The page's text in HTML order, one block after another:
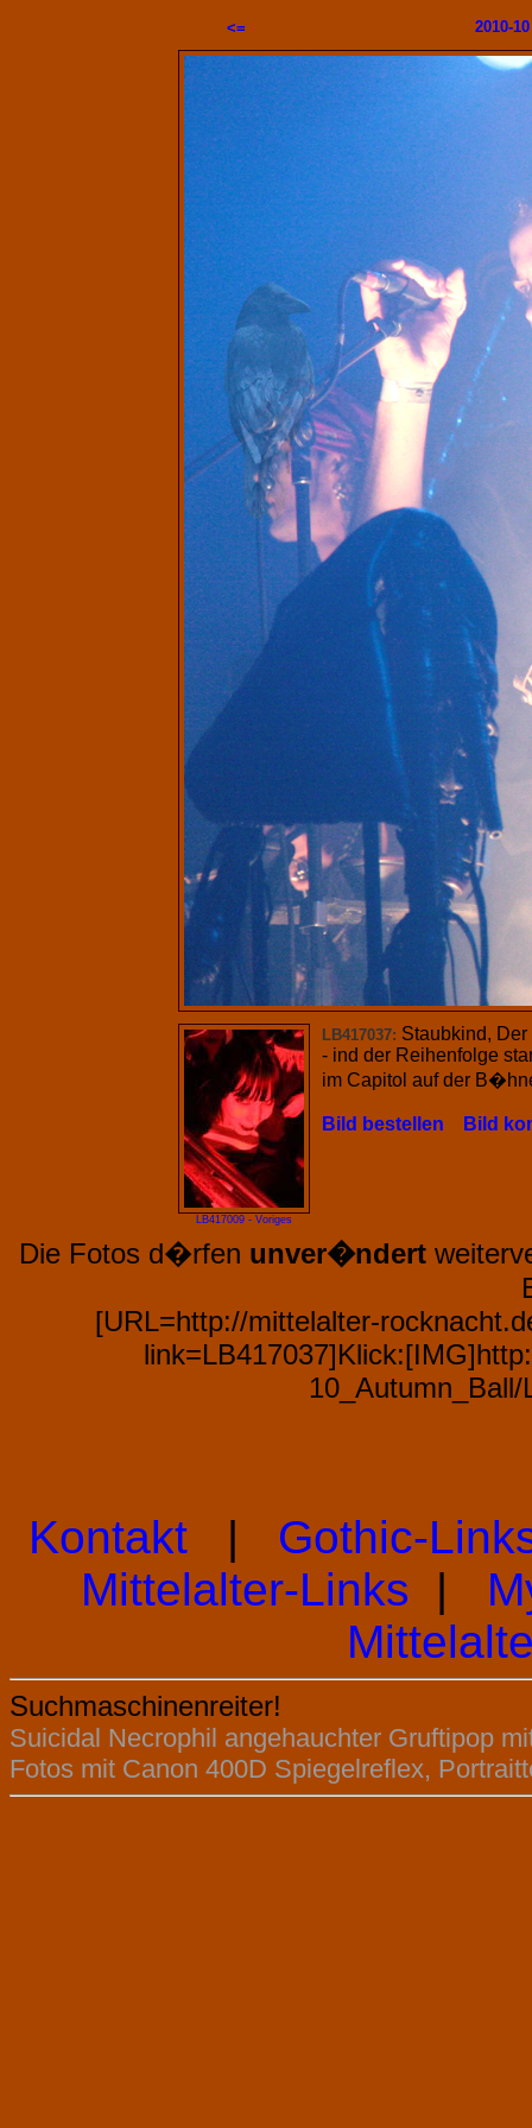
<= 2010-
LB417009 - Voriges
LB417037: Staubkind, Der
- ind der Reihenfolge
im Capitol auf der
Bild bestellen Bild
Die Fotos d�rfen unver�ndert
[URL=http://mittelalter-
Kontakt | Gothic-
Mittelalter-Links |
Suchmaschinenreiter!
Suicidal Necrophil angehauchter Gruftipop
Fotos mit Canon 400D Spiegelreflex,